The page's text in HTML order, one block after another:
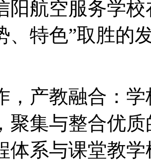
阳航空服务学
、特色”取胜的
，产教融合：
聚集与整合优
体系与课堂教